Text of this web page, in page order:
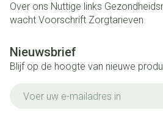
Over ons Nuttige links
wacht Voorschrift Zorgtarieven
Nieuwsbrief
Blijf op de hoogte van nieuwe